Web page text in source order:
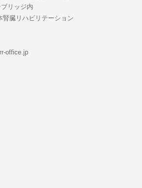
リッジ内
腎臓リハビリテーション
office.jp